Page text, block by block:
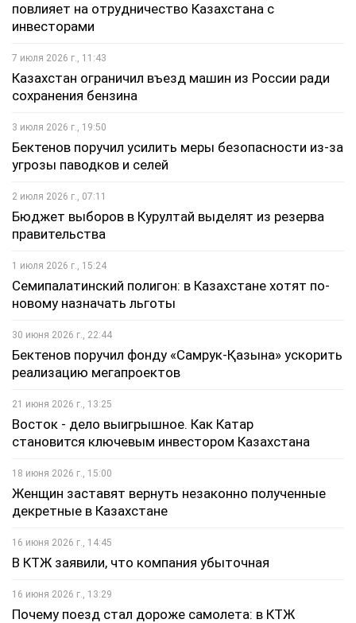
повлияет на отрудничество Казахстана с
инвесторами
7 июля 2026 г., 11:43
Казахстан ограничил въезд машин из России ради
сохранения бензина
3 июля 2026 г., 19:50
Бектенов поручил усилить меры безопасности из-за
угрозы паводков и селей
2 июля 2026 г., 07:11
Бюджет выборов в Курултай выделят из резерва
правительства
1 июля 2026 г., 15:24
Семипалатинский полигон: в Казахстане хотят по-
новому назначать льготы
30 июня 2026 г., 22:44
Бектенов поручил фонду «Самрук-Қазына» ускорить
реализацию мегапроектов
21 июня 2026 г., 13:25
Восток - дело выигрышное. Как Катар
становится ключевым инвестором Казахстана
18 июня 2026 г., 15:00
Женщин заставят вернуть незаконно полученные
декретные в Казахстане
16 июня 2026 г., 14:45
В КТЖ заявили, что компания убыточная
16 июня 2026 г., 13:29
Почему поезд стал дороже самолета: в КТЖ